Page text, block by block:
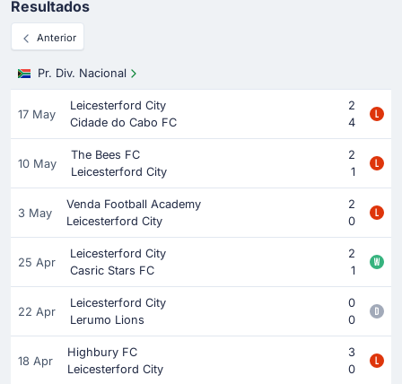
Resultados
Anterior
Pr. Div. Nacional
17 May
Leicesterford City
2
Cidade do Cabo FC
4
10 May
The Bees FC
2
Leicesterford City
1
3 May
Venda Football Academy
2
Leicesterford City
0
25 Apr
Leicesterford City
2
Casric Stars FC
1
22 Apr
Leicesterford City
0
Lerumo Lions
0
18 Apr
Highbury FC
3
Leicesterford City
0